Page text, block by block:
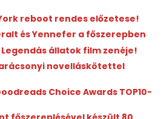
reboot rendes előzetese!
és Yennefer a főszerepben
állatok film zenéje!
novelláskötettel
Choice Awards TOP10-